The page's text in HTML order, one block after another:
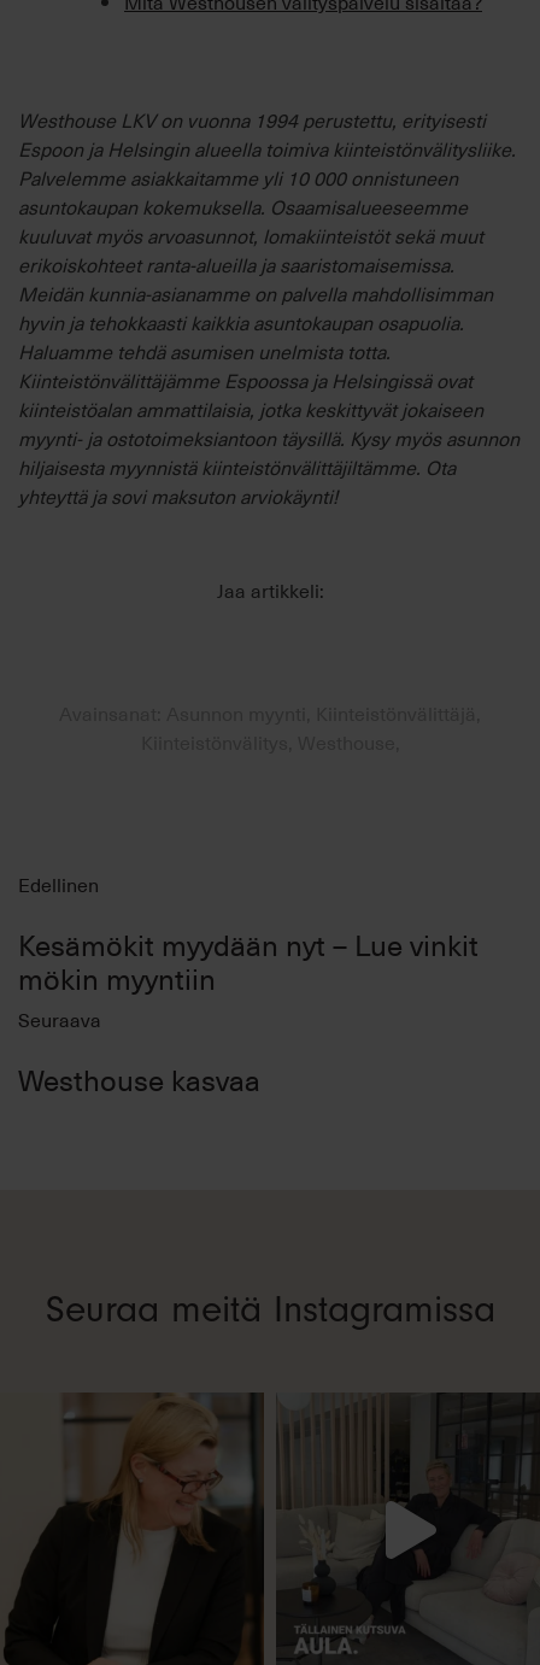
Westhouse LKV on vuonna 1994 perustettu, erityisesti
Espoon ja Helsingin alueella toimiva kiinteistönvälitysliike.
Palvelemme asiakkaitamme yli 10 000 onnistuneen
asuntokaupan kokemuksella. Osaamisalueeseemme
kuuluvat myös arvoasunnot, lomakiinteistöt sekä muut
erikoiskohteet ranta-alueilla ja saaristomaisemissa.
Meidän kunnia-asianamme on palvella mahdollisimman
hyvin ja tehokkaasti kaikkia asuntokaupan osapuolia.
Haluamme tehdä asumisen unelmista totta.
Kiinteistönvälittäjämme Espoossa ja Helsingissä ovat
kiinteistöalan ammattilaisia, jotka keskittyvät jokaiseen
myynti- ja ostotoimeksiantoon täysillä. Kysy myös asunnon
hiljaisesta myynnistä kiinteistönvälittäjiltämme. Ota
yhteyttä ja sovi maksuton arviokäynti!
Jaa artikkeli:
Edellinen
Kesämökit myydään nyt – Lue vinkit
mökin myyntiin
Seuraava
Westhouse kasvaa
Seuraa meitä Instagramissa